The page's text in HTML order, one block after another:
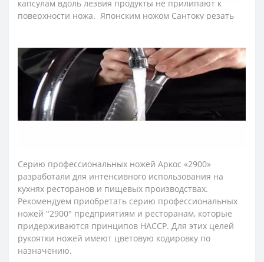
капсулам вдоль лезвия продукты не прилипают к
поверхности ножа. Японским ножом Сантоку резать
Нож Сантоку примечателен тем, что объединил в себе
западную и японскую культуры. «Сантоку» в переводе -
«три хорошие вещи», что говорит о пригодности ножа
хорошо рубить, крошить и нарезать мелкими
ломтиками или кубиками как мясо, так и овощи.
Подходит для подготовки мясного и рыбного фарша,
Серию профессиональных ножей Аркос «2900»
разработали для интенсивного использования на
кухнях ресторанов и пищевых производствах.
Рекомендуем приобретать серию профессиональных
ножей "2900" предприятиям и ресторанам, которые
придерживаются принципов HACCP. Для этих целей
рукоятки ножей имеют цветовую кодировку по
назначению.